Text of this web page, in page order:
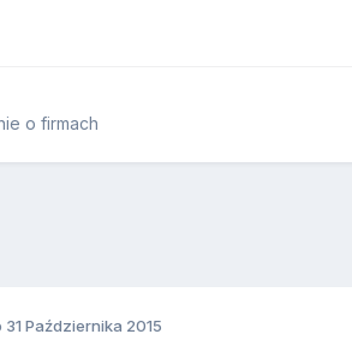
o firmach
31 Października 2015